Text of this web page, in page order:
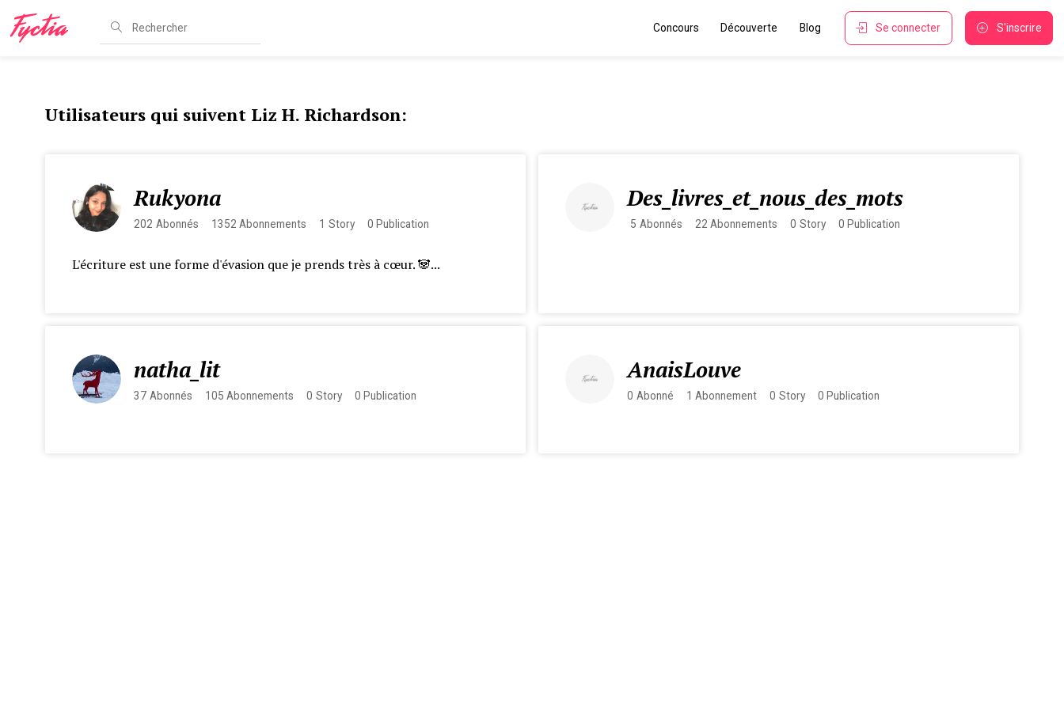
Concours Découverte Blog S'inscrire
Se connecter
Utilisateurs qui suivent Liz H. Richardson:
Rukyona
202 Abonnés 1352 Abonnements 1 Story 0 Publication
L'écriture est une forme d'évasion que je prends très à cœur. 🐼​...
Des_livres_et_nous_des_mots
5 Abonnés 22 Abonnements 0 Story 0 Publication
natha_lit
37 Abonnés 105 Abonnements 0 Story 0 Publication
AnaisLouve
0 Abonné 1 Abonnement 0 Story 0 Publication